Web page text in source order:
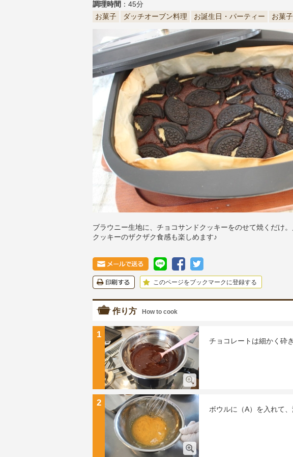
調理時間 ：45分
お菓子
ダッチオーブン料理 お誕生日・パーティー お菓
ブラウニー生地に、チョコサンドクッキーをのせて焼くだけ。
クッキーのザクザク食感も楽しめます♪
このページをブックマークに登録する
作り方 How to cook
1
チョコレートは細かく砕
2
ボウルに（A）を入れて、